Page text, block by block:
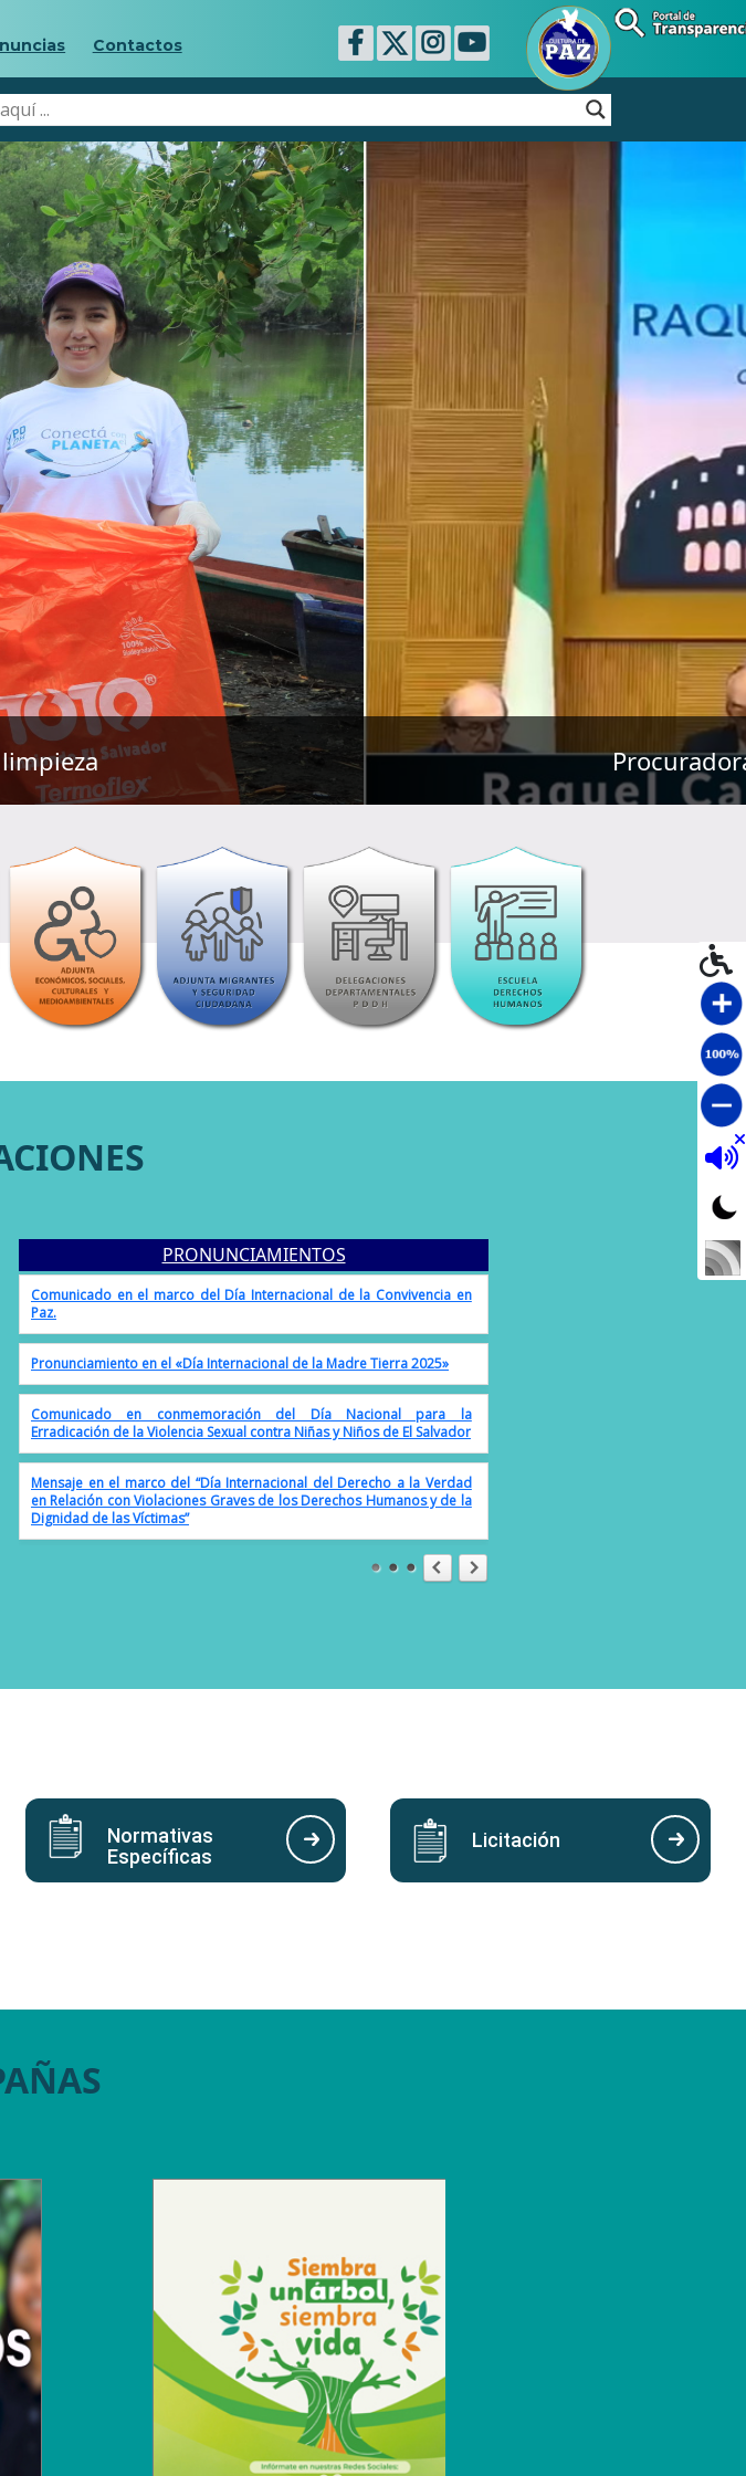
Contactos
Internacional del Ombudsman, en Roma
PRONUNCIAMIENTOS
Mujeres
Comunicado en el marco del Día Internacional de la Convivencia en
Paz.
Pronunciamiento en el «Día Internacional de la Madre Tierra 2025»
Comunicado en conmemoración del Día Nacional para la
Erradicación de la Violencia Sexual contra Niñas y Niños de El Salvador
Mensaje en el marco del “Día Internacional del Derecho a la Verdad
en Relación con Violaciones Graves de los Derechos Humanos y de la
Dignidad de las Víctimas”
Comunicado en el marco del Día Internacional de la Convivencia en
Comunicado en conmemoración del Día Nacional para la
Erradicación de la Violencia Sexual contra Niñas y Niños de El Salvador
Normativas
Específicas
Licitación